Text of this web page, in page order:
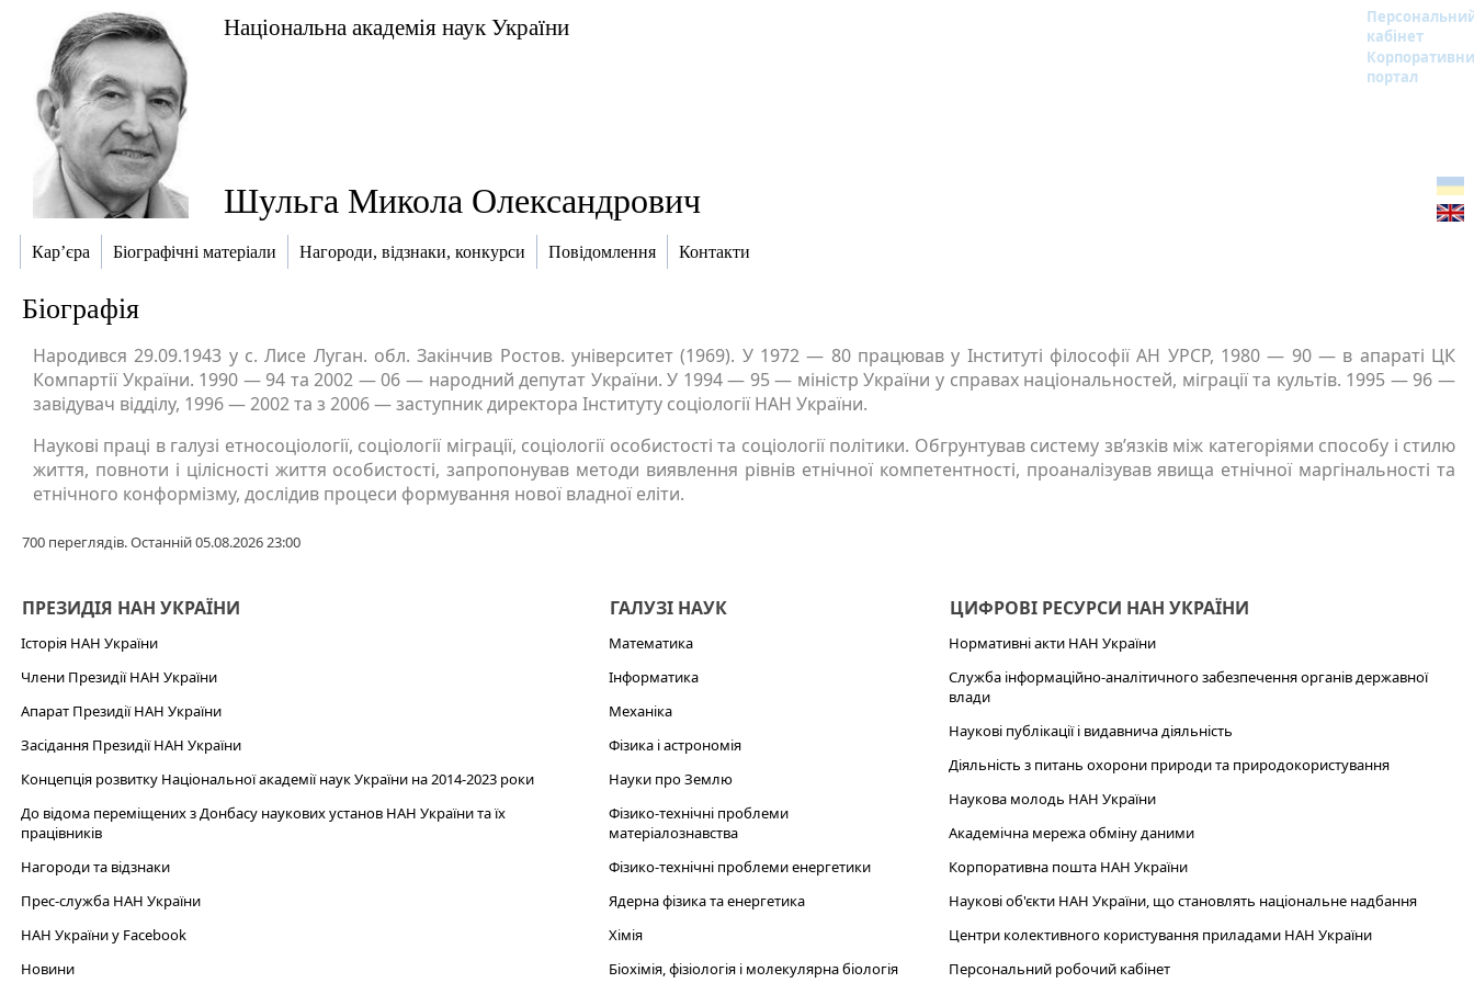
Національна академія наук України
кабінет
портал
Шульга Микола Олександрович
Кар’єра Біографічні матеріали Нагороди, відзнаки, конкурси Повідомлення Контакти
Біографія
Народився 29.09.1943 у с. Лисе Луган. обл. Закінчив Ростов. університет (1969). У 1972 — 80 працював у Інституті філософії АН УРСР, 1980 — 90 — в апараті ЦК
Компартії України. 1990 — 94 та 2002 — 06 — народний депутат України. У 1994 — 95 — міністр України у справах національностей, міграції та культів. 1995 — 96 —
завідувач відділу, 1996 — 2002 та з 2006 — заступник директора Інституту соціології НАН України.
Наукові праці в галузі етносоціології, соціології міграції, соціології особистості та соціології політики. Обгрунтував систему зв’язків між категоріями способу і стилю
життя, повноти і цілісності життя особистості, запропонував методи виявлення рівнів етнічної компетентності, проаналізував явища етнічної маргінальності та
етнічного конформізму, дослідив процеси формування нової владної еліти.
700 переглядів. Останній 05.08.2026 23:00
ПРЕЗИДІЯ НАН УКРАЇНИ
Історія НАН України
Члени Президії НАН України
Апарат Президії НАН України
Засідання Президії НАН України
Концепція розвитку Національної академії наук України на 2014-2023 роки
До відома переміщених з Донбасу наукових установ НАН України та їх
працівників
Нагороди та відзнаки
Прес-служба НАН України
НАН України у Facebook
Новини
ГАЛУЗІ НАУК
Математика
Інформатика
Механіка
Фізика і астрономія
Науки про Землю
Фізико-технічні проблеми
матеріалознавства
Фізико-технічні проблеми енергетики
Ядерна фізика та енергетика
Хімія
Біохімія, фізіологія і молекулярна біологія
ЦИФРОВІ РЕСУРСИ НАН УКРАЇНИ
Нормативні акти НАН України
Служба інформаційно-аналітичного забезпечення органів державної
влади
Наукові публікації і видавнича діяльність
Діяльність з питань охорони природи та природокористування
Наукова молодь НАН України
Академічна мережа обміну даними
Корпоративна пошта НАН України
Наукові об'єкти НАН України, що становлять національне надбання
Центри колективного користування приладами НАН України
Персональний робочий кабінет